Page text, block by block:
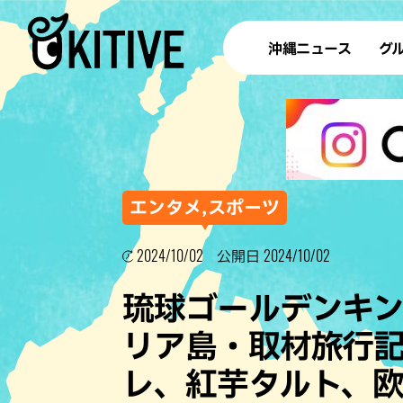
沖縄ニュース グ
ラ
テイ
すし
ステー
その他
ブッフェ
エンタメ,スポーツ
2024/10/02 公開日 2024/10/02
琉球ゴールデンキ
リア島・取材旅行
レ、紅芋タルト、